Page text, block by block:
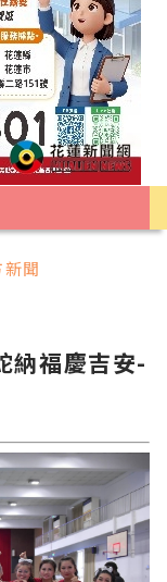
聞
納福慶吉安-